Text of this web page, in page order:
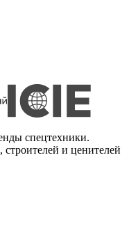
спецтехники.
и ценителей